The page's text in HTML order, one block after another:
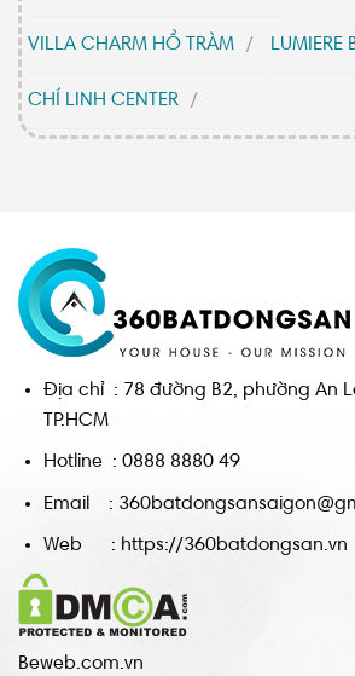
VILLA CHARM HỒ TRÀM LUMIERE
CHÍ LINH CENTER
Địa chỉ : 78 đường B2, phường An
TP.HCM
Hotline : 0888 8880 49
Email :
Web : https://360batdongsan.vn
Beweb.com.vn